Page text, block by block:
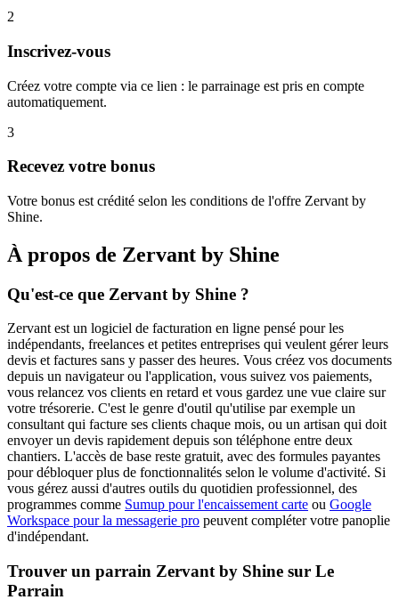
2
Inscrivez-vous
Créez votre compte via ce lien : le parrainage est pris en compte
automatiquement.
3
Recevez votre bonus
Votre bonus est crédité selon les conditions de l'offre Zervant by
Shine.
À propos de Zervant by Shine
Qu'est-ce que Zervant by Shine ?
Zervant est un logiciel de facturation en ligne pensé pour les
indépendants, freelances et petites entreprises qui veulent gérer leurs
devis et factures sans y passer des heures. Vous créez vos documents
depuis un navigateur ou l'application, vous suivez vos paiements,
vous relancez vos clients en retard et vous gardez une vue claire sur
votre trésorerie. C'est le genre d'outil qu'utilise par exemple un
consultant qui facture ses clients chaque mois, ou un artisan qui doit
envoyer un devis rapidement depuis son téléphone entre deux
chantiers. L'accès de base reste gratuit, avec des formules payantes
pour débloquer plus de fonctionnalités selon le volume d'activité. Si
vous gérez aussi d'autres outils du quotidien professionnel, des
programmes comme Sumup pour l'encaissement carte ou Google
Workspace pour la messagerie pro peuvent compléter votre panoplie
d'indépendant.
Trouver un parrain Zervant by Shine sur Le
Parrain